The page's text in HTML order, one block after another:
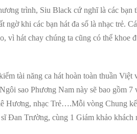
trình, Siu Black cứ nghĩ là các bạn
ngờ khi các bạn hát đa số là nhạc trẻ.
vì hát chay chúng ta cũng có thể khoe
tài năng ca hát hoàn toàn thuần Việt
sao Phương Nam này sẽ bao gồm 7
Hương, nhạc Trẻ….Mỗi vòng Chung
Đan Trường, cùng 1 Giám khảo khách